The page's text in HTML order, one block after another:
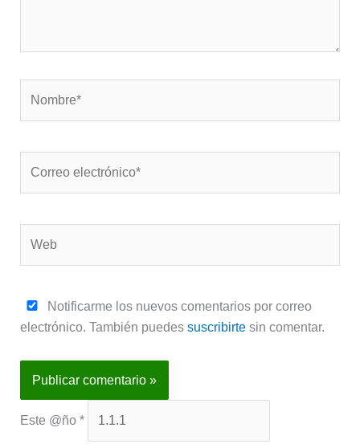
Notificarme los nuevos comentarios por correo
electrónico. También puedes suscribirtesin comentar.
Este @ño *